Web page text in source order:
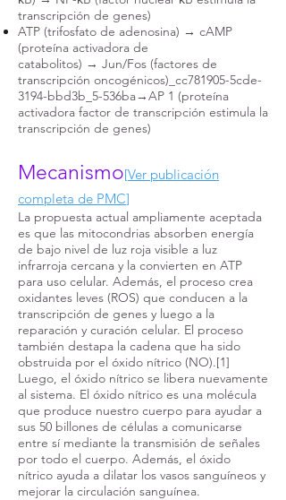
transcripción de genes)
ATP (trifosfato de adenosina) → cAMP
(proteína activadora de
catabolitos) → Jun/Fos (factores de
transcripción oncogénicos)_cc781905-5cde-
3194-bbd3b_5-536ba→AP 1 (proteína
activadora factor de transcripción estimula la
transcripción de genes)
Mecanismo[Ver publicación
completa de PMC]
La propuesta actual ampliamente aceptada
es que las mitocondrias absorben energía
de bajo nivel de luz roja visible a luz
infrarroja cercana y la convierten en ATP
para uso celular. Además, el proceso crea
oxidantes leves (ROS) que conducen a la
transcripción de genes y luego a la
reparación y curación celular. El proceso
también destapa la cadena que ha sido
obstruida por el óxido nítrico (NO).[1]
Luego, el óxido nítrico se libera nuevamente
al sistema. El óxido nítrico es una molécula
que produce nuestro cuerpo para ayudar a
sus 50 billones de células a comunicarse
entre sí mediante la transmisión de señales
por todo el cuerpo. Además, el óxido
nítrico ayuda a dilatar los vasos sanguíneos y
mejorar la circulación sanguínea.